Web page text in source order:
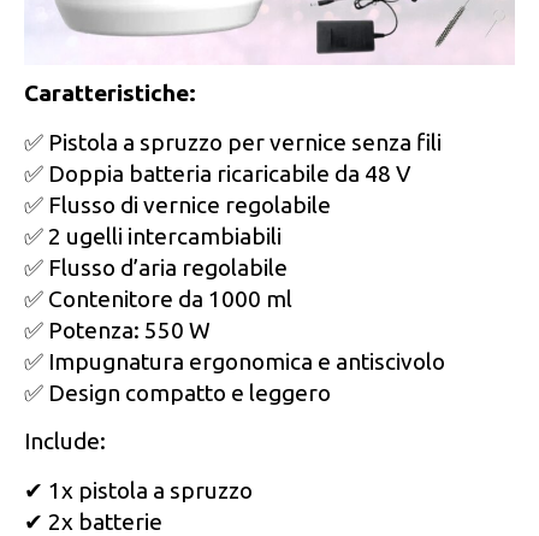
Caratteristiche:
✅ Pistola a spruzzo per vernice senza fili
✅ Doppia batteria ricaricabile da 48 V
✅ Flusso di vernice regolabile
✅ 2 ugelli intercambiabili
✅ Flusso d’aria regolabile
✅ Contenitore da 1000 ml
✅ Potenza: 550 W
✅ Impugnatura ergonomica e antiscivolo
✅ Design compatto e leggero
Include:
✔ 1x pistola a spruzzo
✔ 2x batterie